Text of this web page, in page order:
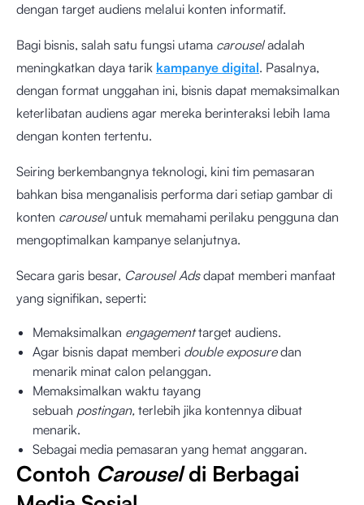
dengan target audiens melalui konten informatif.
Bagi bisnis, salah satu fungsi utama carouseladalah
meningkatkan daya tarik kampanye digital. Pasalnya,
dengan format unggahan ini, bisnis dapat memaksimalkan
keterlibatan audiens agar mereka berinteraksi lebih lama
dengan konten tertentu.
Seiring berkembangnya teknologi, kini tim pemasaran
bahkan bisa menganalisis performa dari setiap gambar di
konten carousel untuk memahami perilaku pengguna dan
mengoptimalkan kampanye selanjutnya.
Secara garis besar, Carousel Adsdapat memberi manfaat
yang signifikan, seperti:
Memaksimalkan engagementtarget audiens.
Agar bisnis dapat memberi double exposuredan
menarik minat calon pelanggan.
Memaksimalkan waktu tayang
sebuah postingan, terlebih jika kontennya dibuat
menarik.
Sebagai media pemasaran yang hemat anggaran.
Contoh Carouseldi Berbagai